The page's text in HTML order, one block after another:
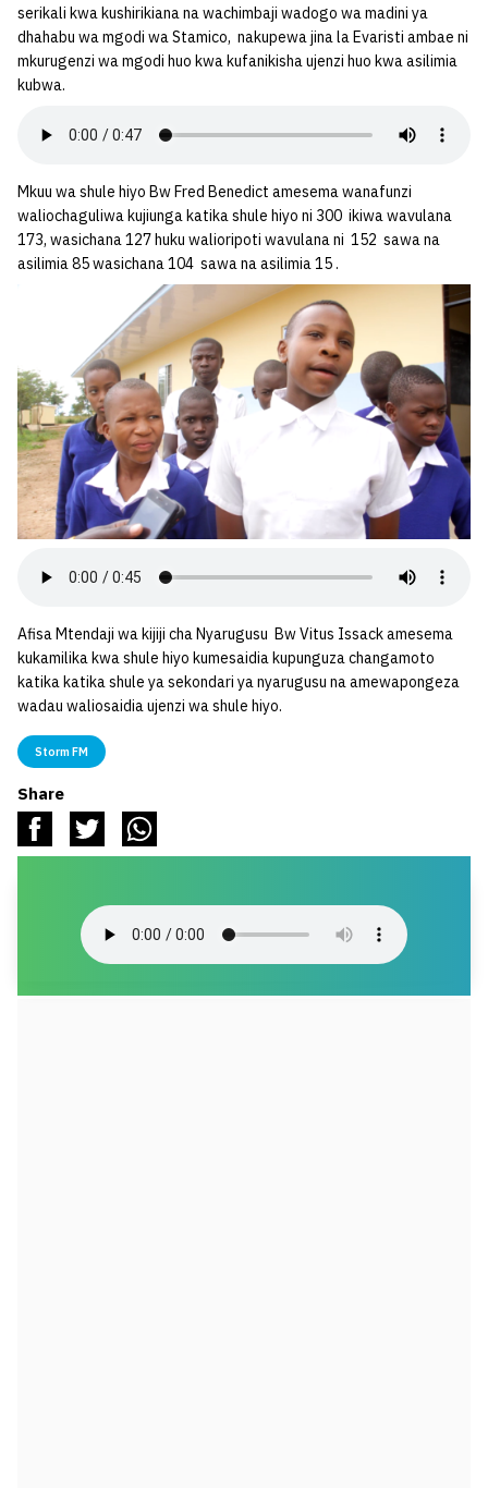
serikali kwa kushirikiana na wachimbaji wadogo wa madini ya
dhahabu wa mgodi wa Stamico, nakupewa jina la Evaristi ambae ni
mkurugenzi wa mgodi huo kwa kufanikisha ujenzi huo kwa asilimia
kubwa.
Mkuu wa shule hiyo Bw Fred Benedict amesema wanafunzi
waliochaguliwa kujiunga katika shule hiyo ni 300 ikiwa wavulana
173, wasichana 127 huku walioripoti wavulana ni 152 sawa na
asilimia 85 wasichana 104 sawa na asilimia 15 .
Afisa Mtendaji wa kijiji cha Nyarugusu Bw Vitus Issack amesema
kukamilika kwa shule hiyo kumesaidia kupunguza changamoto
katika katika shule ya sekondari ya nyarugusu na amewapongeza
wadau waliosaidia ujenzi wa shule hiyo.
Storm FM
Share